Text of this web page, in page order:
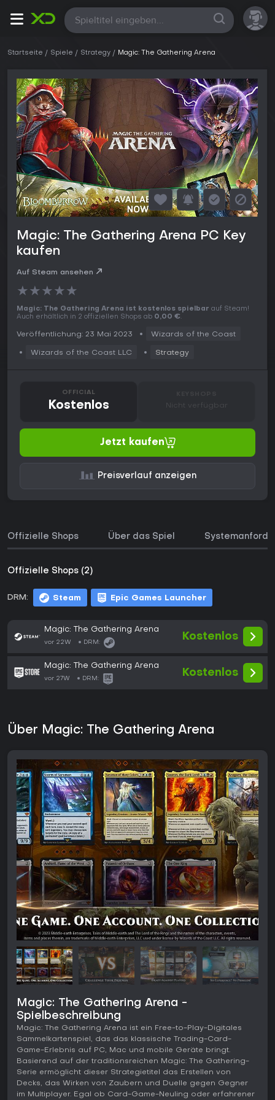
Alle
Startseite Spiele Strategy Magic: The Gathering Arena
Magic: The Gathering Arena PC Key
kaufen
Auf Steam ansehen
★★★★★
Magic: The Gathering Arena ist kostenlos spielbar auf Steam!
Auch erhältlich in 2 offiziellen Shops ab 0,00 €.
Veröffentlichung: 23 Mai 2023 Wizards of the Coast
Wizards of the Coast LLC Strategy
OFFICIAL
Kostenlos Nicht verfügbar
Jetzt kaufen
Preisverlauf anzeigen
Offizielle Shops Über das Spiel
Offizielle Shops (2)
DRM: Steam Epic Games Launcher
Magic: The Gathering Arena
vor 22W DRM:
Kostenlos
Magic: The Gathering Arena
vor 27W DRM:
Kostenlos
Über Magic: The Gathering Arena
Magic: The Gathering Arena -
Spielbeschreibung
Magic: The Gathering Arena ist ein Free-to-Play-Digitales
Sammelkartenspiel, das das klassische Trading-Card-
Game-Erlebnis auf PC, Mac und mobile Geräte bringt.
Basierend auf der traditionsreichen Magic: The Gathering-
Serie ermöglicht dieser Strategietitel das Erstellen von
Decks, das Wirken von Zaubern und Duelle gegen Gegner
im Multiplayer. Egal ob Card-Game-Neuling oder erfahrener